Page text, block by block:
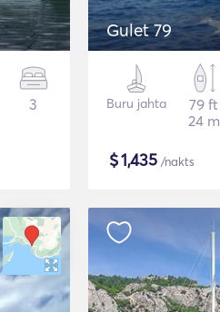
3
Gulet 79
Buru jahta
79 ft
24 m
$1,435 /nakts